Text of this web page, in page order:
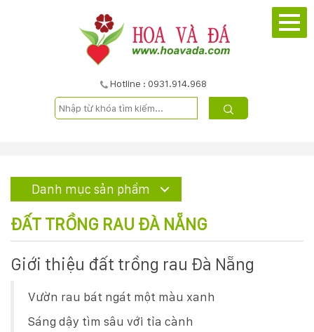
Hotline : 0931.914.968
Danh mục sản phẩm
ĐẤT TRỒNG RAU ĐÀ NẴNG
Giới thiệu đất trồng rau Đà Nẵng
Vườn rau bát ngát một màu xanh
Sáng dậy tìm sâu với tỉa cành